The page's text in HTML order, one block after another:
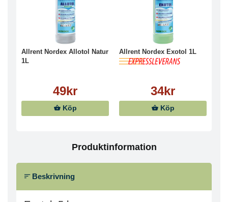
Allrent Nordex Allotol Natur
1L
49kr
Köp
Allrent Nordex Exotol 1L
34kr
Köp
Produktinformation
Beskrivning